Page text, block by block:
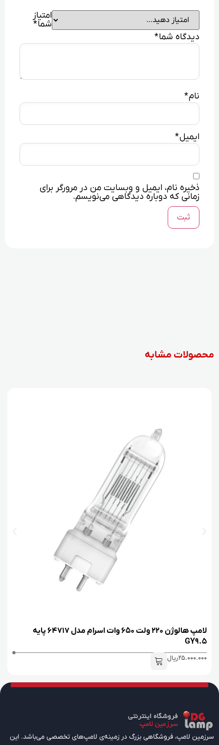
امتیاز
شما*
دیدگاه شما*
نام*
ایمیل*
ذخیره نام، ایمیل و وبسایت من در مرورگر برای
زمانی که دوباره دیدگاهی می‌نویسم.
محصولات مشابه
لامپ هالوژن 220 ولت 650 وات اسرام مدل 64717 پایه
GY9.5
25.000.000ریال
سرزمین لامپ، فروشگاهی بزرگ در زمینه‌ی لامپ‌های تخصصی می‌باشد. این